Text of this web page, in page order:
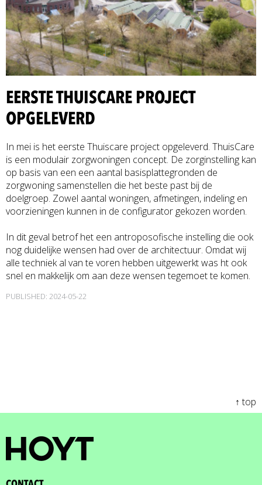
EERSTE THUISCARE PROJECT
OPGELEVERD
In mei is het eerste Thuiscare project opgeleverd. ThuisCare
is een modulair zorgwoningen concept. De zorginstelling kan
op basis van een een aantal basisplattegronden de
zorgwoning samenstellen die het beste past bij de
doelgroep. Zowel aantal woningen, afmetingen, indeling en
voorzieningen kunnen in de configurator gekozen worden.
In dit geval betrof het een antroposofische instelling die ook
nog duidelijke wensen had over de architectuur. Omdat wij
alle techniek al van te voren hebben uitgewerkt was ht ook
snel en makkelijk om aan deze wensen tegemoet te komen.
PUBLISHED: 2024-05-22
↑ top